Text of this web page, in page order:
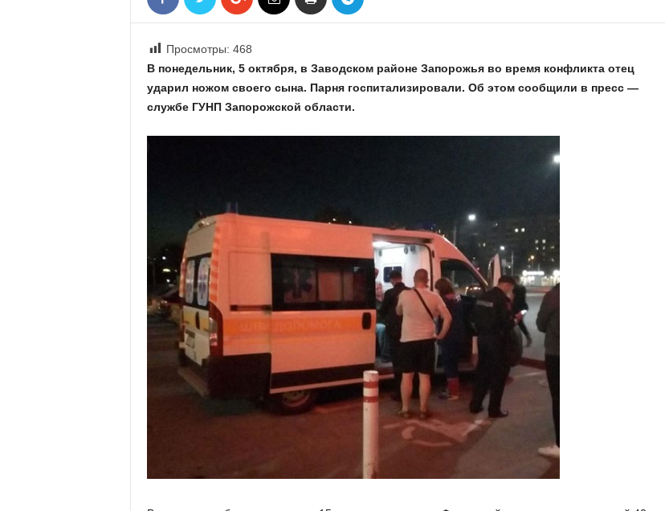
Просмотры: 468
В понедельник, 5 октября, в Заводском районе Запорожья во время конфликта отец
ударил ножом своего сына. Парня госпитализировали. Об этом сообщили в пресс —
службе ГУНП Запорожской области.